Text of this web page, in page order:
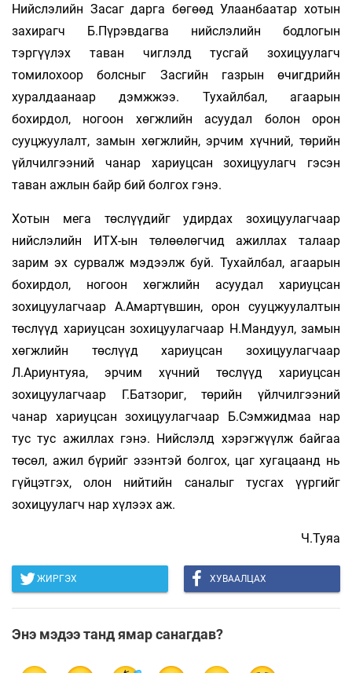
Нийслэлийн Засаг дарга бөгөөд Улаанбаатар хотын
захирагч Б.Пүрэвдагва нийслэлийн бодлогын
тэргүүлэх таван чиглэлд тусгай зохицуулагч
томилохоор болсныг Засгийн газрын өчигдрийн
хуралдаанаар дэмжжээ. Тухайлбал, агаарын
бохирдол, ногоон хөгжлийн асуудал болон орон
сууцжуулалт, замын хөгжлийн, эрчим хүчний, төрийн
үйлчилгээний чанар хариуцсан зохицуулагч гэсэн
таван ажлын байр бий болгох гэнэ.
Хотын мега төслүүдийг удирдах зохицуулагчаар
нийслэлийн ИТХ-ын төлөөлөгчид ажиллах талаар
зарим эх сурвалж мэдээлж буй. Тухайлбал, агаарын
бохирдол, ногоон хөгжлийн асуудал хариуцсан
зохицуулагчаар А.Амартүвшин, орон сууцжуулалтын
төслүүд хариуцсан зохицуулагчаар Н.Мандуул, замын
хөгжлийн төслүүд хариуцсан зохицуулагчаар
Л.Ариунтуяа, эрчим хүчний төслүүд хариуцсан
зохицуулагчаар Г.Батзориг, төрийн үйлчилгээний
чанар хариуцсан зохицуулагчаар Б.Сэмжидмаа нар
тус тус ажиллах гэнэ. Нийслэлд хэрэгжүүлж байгаа
төсөл, ажил бүрийг эзэнтэй болгох, цаг хугацаанд нь
гүйцэтгэх, олон нийтийн саналыг тусгах үүргийг
зохицуулагч нар хүлээх аж.
Ч.Туяа
ЖИРГЭХ ХУВААЛЦАХ
Энэ мэдээ танд ямар санагдав?